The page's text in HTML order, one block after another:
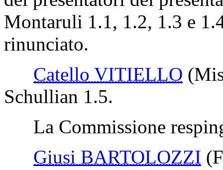
La Commissione
Bartolozzi 01.02.
Francesca
dei presentatori dei
Montaruli 1.1, 1.2, 1.3 e
rinunciato.
Catello VITIELLO